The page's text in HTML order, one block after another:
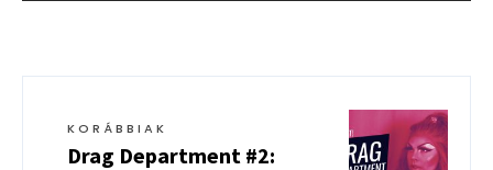
KORÁBBIAK
Drag Department #2: